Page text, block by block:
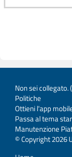
Non sei collegato. (
Politiche
Ottieni l'app
Passa al tema
Manutenzione
© Copyright 2026